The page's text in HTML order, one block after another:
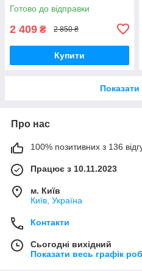
Готово до відправки
2 409 ₴ 2 850 ₴
Купити
Про нас
100% позитивних з 136
Працює з 10.11.2023
м. Київ
Київ, Україна
Контакти
Сьогодні вихідний
Показати весь графік